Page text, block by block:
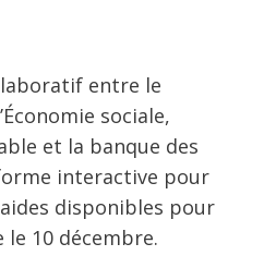
entre le
sociale,
et la banque des
interactive pour
disponibles pour
le 10 décembre.